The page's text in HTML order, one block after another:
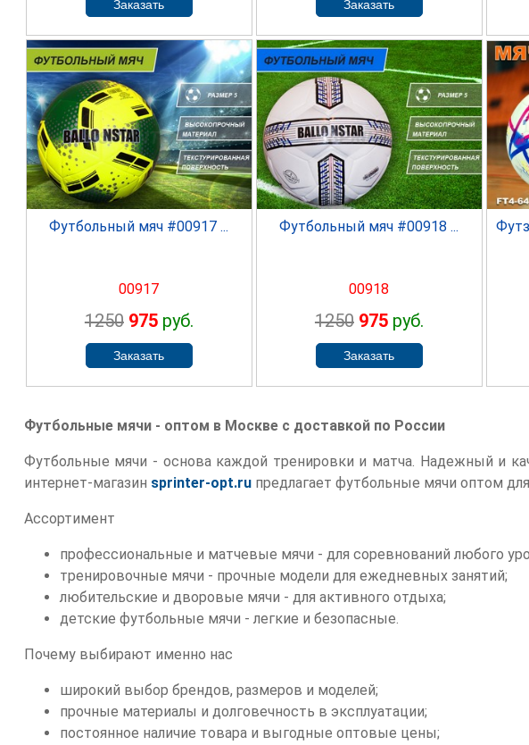
SPRINTER
Футбольный мяч #00917 ...
00917
1250 975руб.
SPRINTER
Футбольный мяч #00918 ...
00918
1250 975руб.
Футбольные мячи - оптом в Москве с доставкой по России
Футбольные мячи - основа каждой тренировки и матча. Надежный и
интернет-магазин sprinter-opt.ruпредлагает футбольные мячи оптом
Ассортимент
профессиональные и матчевые мячи - для соревнований любого
тренировочные мячи - прочные модели для ежедневных занятий;
любительские и дворовые мячи - для активного отдыха;
детские футбольные мячи - легкие и безопасные.
Почему выбирают именно нас
широкий выбор брендов, размеров и моделей;
прочные материалы и долговечность в эксплуатации;
постоянное наличие товара и выгодные оптовые цены;